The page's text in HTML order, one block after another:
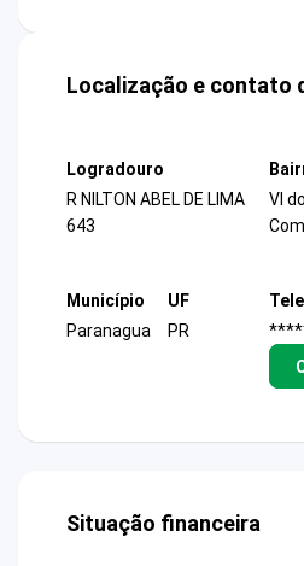
Localização e contato
Logradouro
R NILTON ABEL DE LIMA
643
Vl
Município
Paranagua
UF
PR
Situação financeira